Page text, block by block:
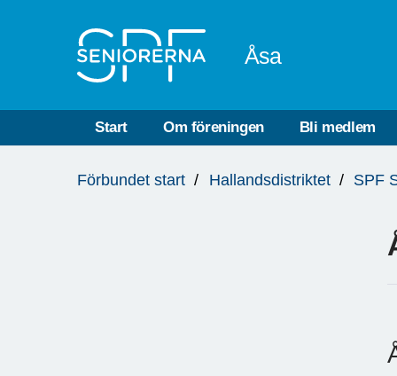
Åsa
Start Om föreningen Bli medlem
är
Förbundet start Hallandsdistriktet SPF